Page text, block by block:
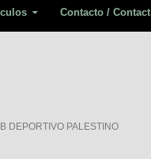
Contacto / Contact
DEPORTIVO PALESTINO